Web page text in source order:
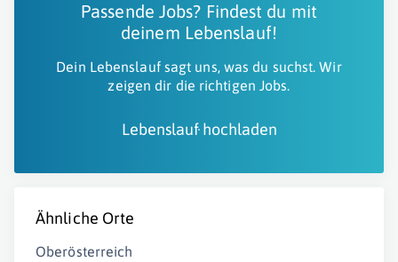
Passende Jobs? Findest du mit
deinem Lebenslauf!
Dein Lebenslauf sagt uns, was du suchst. Wir
zeigen dir die richtigen Jobs.
Lebenslauf hochladen
Ähnliche Orte
Oberösterreich